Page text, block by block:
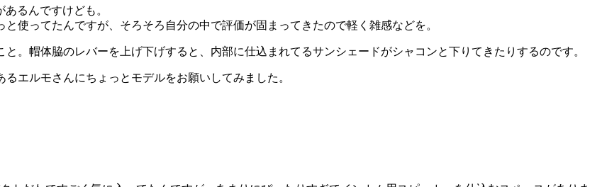
あるんですけども。
使ってたんですが、そろそろ自分の中で評価が固まってきたので軽く雑感などを。
。帽体脇のレバーを上げ下げすると、内部に仕込まれてるサンシェードがシャコンと下りてきたりするのです。
エルモさんにちょっとモデルをお願いしてみました。